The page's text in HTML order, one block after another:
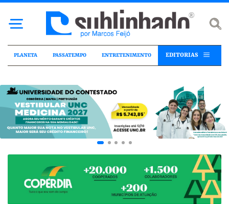
PLANETA PASSATEMPO ENTRETENIMENTO EDITORIAS